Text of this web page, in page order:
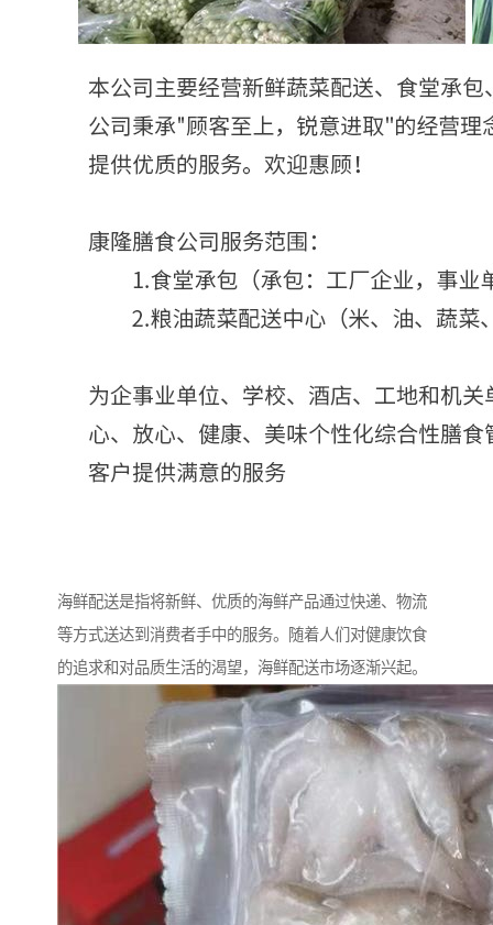
海鲜配送是指将新鲜、优质的海鲜产品通过快递、物流
等方式送达到消费者手中的服务。随着人们对健康饮食
的追求和对品质生活的渴望，海鲜配送市场逐渐兴起。